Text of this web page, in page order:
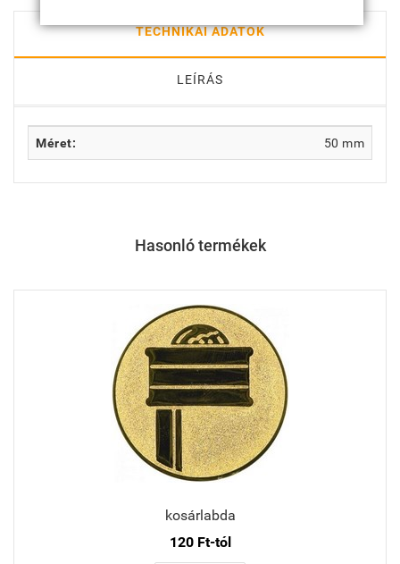
TECHNIKAI ADATOK
LEÍRÁS
Méret: 50 mm
Hasonló termékek
kosárlabda
120 Ft-tól